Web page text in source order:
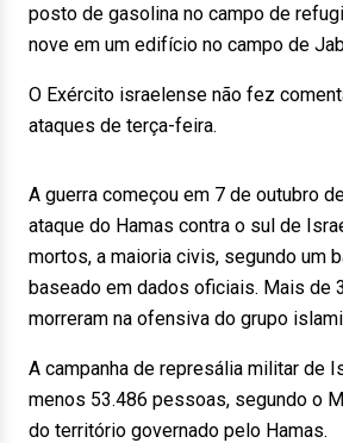
posto de gasolina no campo de
nove em um edifício no campo de
O Exército israelense não fez
ataques de terça-feira.
A guerra começou em 7 de outubro
ataque do Hamas contra o sul de
mortos, a maioria civis, segundo um
baseado em dados oficiais. Mais de
morreram na ofensiva do grupo
A campanha de represália militar de
menos 53.486 pessoas, segundo o
do território governado pelo Hamas.